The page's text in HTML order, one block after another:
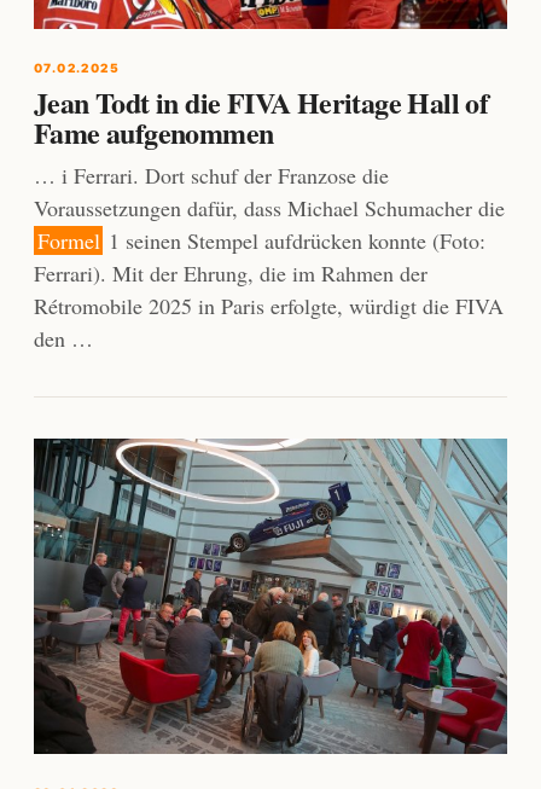
07.02.2025
Jean Todt in die FIVA Heritage Hall of
Fame aufgenommen
… i Ferrari. Dort schuf der Franzose die
Voraussetzungen dafür, dass Michael Schumacher die
Formel 1 seinen Stempel aufdrücken konnte (Foto:
Ferrari). Mit der Ehrung, die im Rahmen der
Rétromobile 2025 in Paris erfolgte, würdigt die FIVA
den …